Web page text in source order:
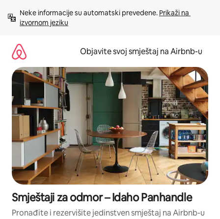
sadržaj
Neke informacije su automatski prevedene. Prikaži na
izvornom jeziku
Objavite svoj smještaj na Airbnb-u
Smještaji za odmor – Idaho Panhandle
Pronađite i rezervišite jedinstven smještaj na Airbnb-u